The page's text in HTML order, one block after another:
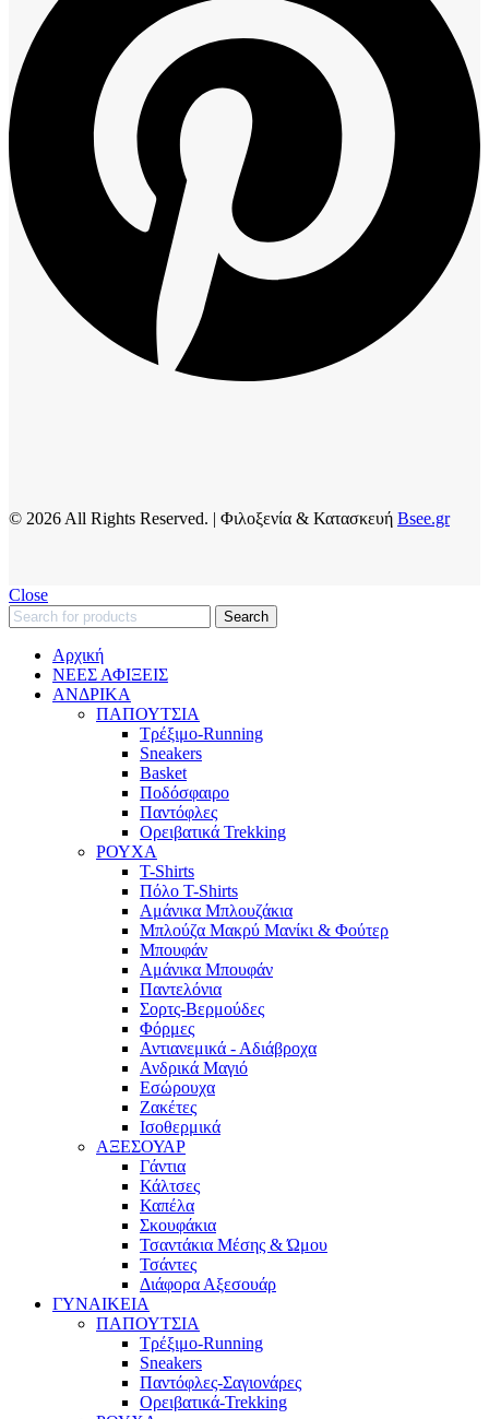
© 2026 All Rights Reserved. | Φιλοξενία & Κατασκευή Bsee.gr
Close
Search
Αρχική
ΝΕΕΣ ΑΦΙΞΕΙΣ
AΝΔΡΙΚΑ
ΠΑΠΟΥΤΣΙΑ
Τρέξιμο-Running
Sneakers
Basket
Ποδόσφαιρο
Παντόφλες
Ορειβατικά Trekking
ΡΟΥΧΑ
T-Shirts
Πόλο T-Shirts
Αμάνικα Μπλουζάκια
Μπλούζα Μακρύ Μανίκι & Φούτερ
Μπουφάν
Αμάνικα Μπουφάν
Παντελόνια
Σορτς-Βερμούδες
Φόρμες
Αντιανεμικά - Αδιάβροχα
Ανδρικά Μαγιό
Εσώρουχα
Ζακέτες
Ισοθερμικά
ΑΞΕΣΟΥΑΡ
Γάντια
Κάλτσες
Καπέλα
Σκουφάκια
Τσαντάκια Μέσης & Ώμου
Τσάντες
Διάφορα Αξεσουάρ
ΓΥΝΑΙΚΕΙΑ
ΠΑΠΟΥΤΣΙΑ
Τρέξιμο-Running
Sneakers
Παντόφλες-Σαγιονάρες
Ορειβατικά-Trekking